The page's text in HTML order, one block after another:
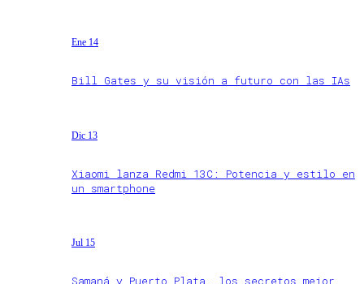
Ene 14
Bill Gates y su visión a futuro con las IAs
Dic 13
Xiaomi lanza Redmi 13C: Potencia y estilo en
un smartphone
Jul 15